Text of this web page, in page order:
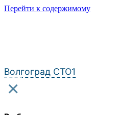
Перейти к содержимому
Волгоград СТО1
×